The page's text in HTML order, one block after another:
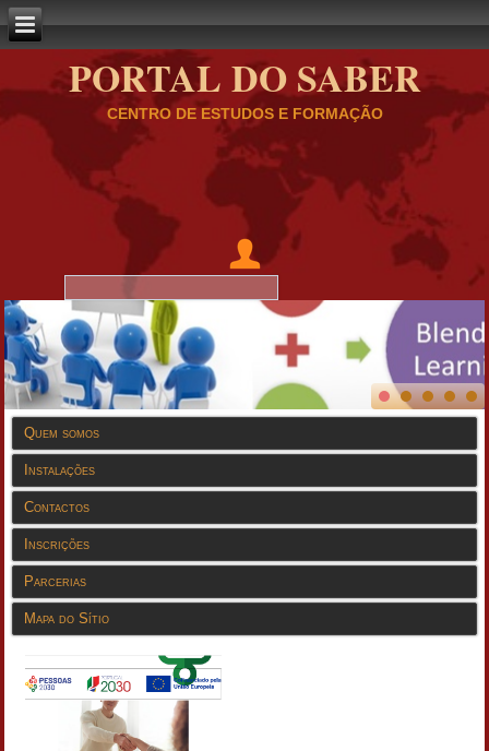
PORTAL DO SABER
CENTRO DE ESTUDOS E FORMAÇÃO
Quem somos
Instalações
Contactos
Inscrições
Parcerias
Mapa do Sítio